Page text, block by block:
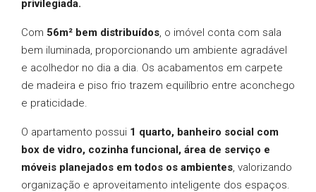
privilegiada.
Com 56m² bem distribuídos, o imóvel conta com sala
bem iluminada, proporcionando um ambiente agradável
e acolhedor no dia a dia. Os acabamentos em carpete
de madeira e piso frio trazem equilíbrio entre aconchego
e praticidade.
O apartamento possui 1 quarto, banheiro social com
box de vidro, cozinha funcional, área de serviço e
móveis planejados em todos os ambientes, valorizando
organização e aproveitamento inteligente dos espaços.